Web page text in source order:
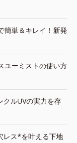
簡単＆キレイ！新発
ユーミストの使い方
クルUVの実力を存
レス*を叶える下地